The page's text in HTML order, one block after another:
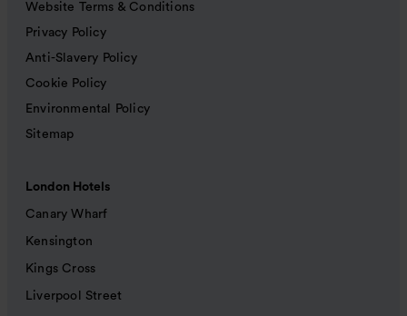
Website Terms & Conditions
Privacy Policy
Anti-Slavery Policy
Cookie Policy
Environmental Policy
Sitemap
London Hotels
Canary Wharf
Kensington
Kings Cross
Liverpool Street